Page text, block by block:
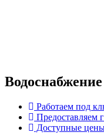
Работаем под
Предоставляем
Доступные